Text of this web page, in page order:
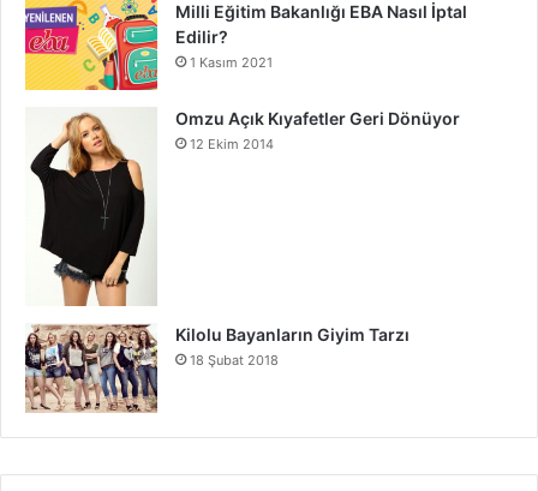
Milli Eğitim Bakanlığı EBA Nasıl İptal
Edilir?
1 Kasım 2021
Omzu Açık Kıyafetler Geri Dönüyor
12 Ekim 2014
Kilolu Bayanların Giyim Tarzı
18 Şubat 2018